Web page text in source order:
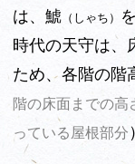
は、鯱 （しゃち）
時代の天守は、
ため、各階の階
階の床面までの高
っている屋根部分